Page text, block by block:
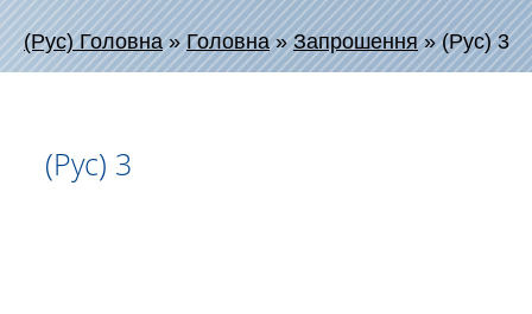
(Рус) Головна»Головна»Запрошення»(Рус) 3
(Рус) 3